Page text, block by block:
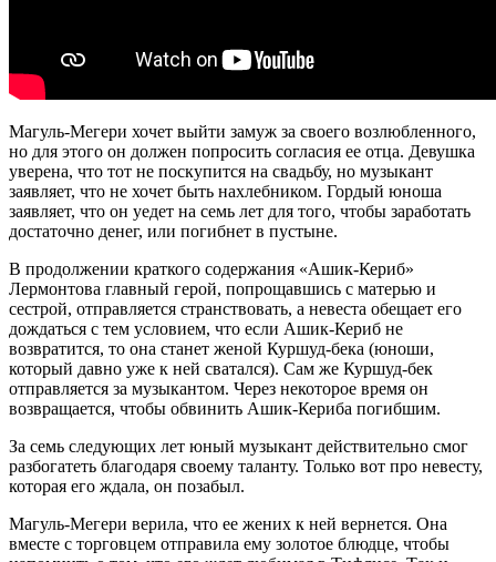
Магуль-Мегери хочет выйти замуж за своего возлюбленного,
но для этого он должен попросить согласия ее отца. Девушка
уверена, что тот не поскупится на свадьбу, но музыкант
заявляет, что не хочет быть нахлебником. Гордый юноша
заявляет, что он уедет на семь лет для того, чтобы заработать
достаточно денег, или погибнет в пустыне.
В продолжении краткого содержания «Ашик-Кериб»
Лермонтова главный герой, попрощавшись с матерью и
сестрой, отправляется странствовать, а невеста обещает его
дождаться с тем условием, что если Ашик-Кериб не
возвратится, то она станет женой Куршуд-бека (юноши,
который давно уже к ней сватался). Сам же Куршуд-бек
отправляется за музыкантом. Через некоторое время он
возвращается, чтобы обвинить Ашик-Кериба погибшим.
За семь следующих лет юный музыкант действительно смог
разбогатеть благодаря своему таланту. Только вот про невесту,
которая его ждала, он позабыл.
Магуль-Мегери верила, что ее жених к ней вернется. Она
вместе с торговцем отправила ему золотое блюдце, чтобы